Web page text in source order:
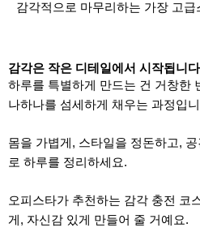
감각적으로 마무리하는 가장 고
감각은 작은 디테일에서 시작됩니다
하루를 특별하게 만드는 건 거창한
나하나를 섬세하게 채우는 과정입
몸을 가볍게, 스타일을 정돈하고,
로 하루를 정리하세요.
오피스타가 추천하는 감각 충전 코
게, 자신감 있게 만들어 줄 거예요.